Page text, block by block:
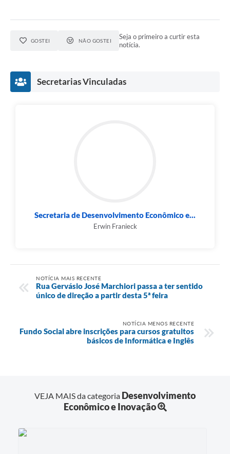
GOSTEI NÃO GOSTEI
Seja o primeiro a curtir esta
notícia.
Secretarias Vinculadas
Secretaria de Desenvolvimento Econômico e...
Erwin Franieck
NOTÍCIA MAIS RECENTE
Rua Gervásio José Marchiori passa a ter sentido
único de direção a partir desta 5ª feira
NOTÍCIA MENOS RECENTE
Fundo Social abre inscrições para cursos gratuitos
básicos de Informática e Inglês
VEJA MAIS da categoria Desenvolvimento
Econômico e Inovação